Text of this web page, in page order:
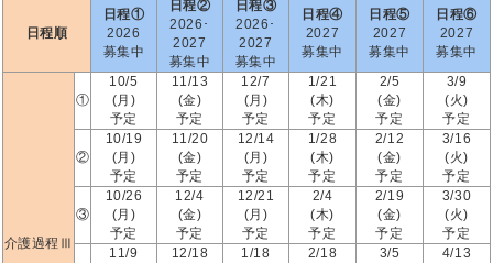
日程順
日程①
2026
募集中
日程②
2026･
2027
募集中
日程③
2026･
2027
募集中
日程④
2027
募集中
日程⑤
2027
募集中
日程⑥
2027
募集中
介護過程Ⅲ
①
10/5
(月)
予定
11/13
(金)
予定
12/7
(月)
予定
1/21
(木)
予定
2/5
(金)
予定
3/9
(火)
予定
②
10/19
(月)
予定
11/20
(金)
予定
12/14
(月)
予定
1/28
(木)
予定
2/12
(金)
予定
3/16
(火)
予定
③
10/26
(月)
予定
12/4
(金)
予定
12/21
(月)
予定
2/4
(木)
予定
2/19
(金)
予定
3/30
(火)
予定
11/9
12/18
1/18
2/18
3/5
4/13